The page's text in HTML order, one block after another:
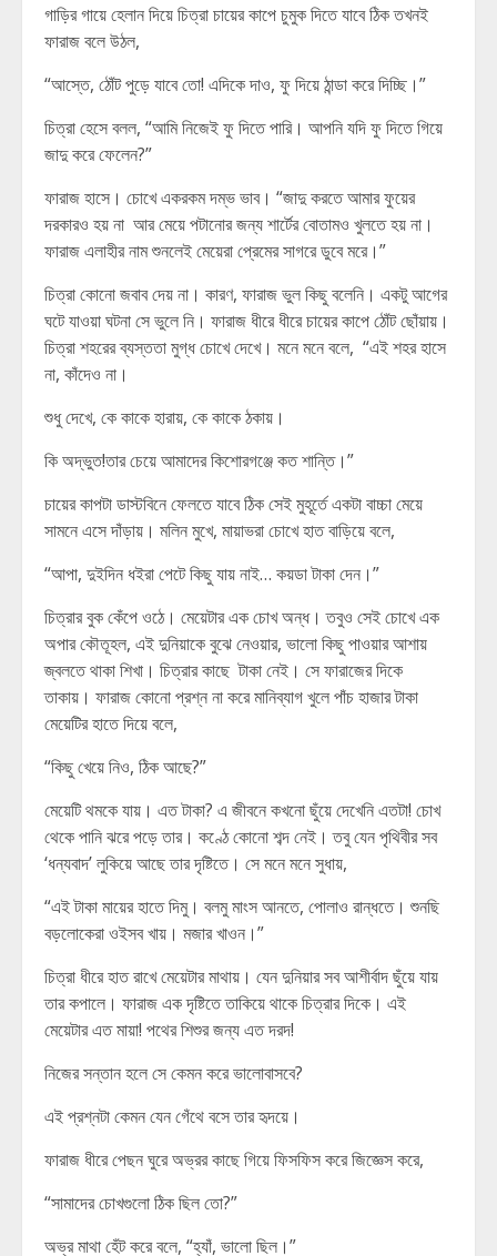
গাড়ির গায়ে হেলান দিয়ে চিত্রা চায়ের কাপে চুমুক দিতে যাবে ঠিক তখনই
ফারাজ বলে উঠল,
“আস্তে, ঠোঁট পুড়ে যাবে তো! এদিকে দাও, ফু দিয়ে ঠান্ডা করে দিচ্ছি।”
চিত্রা হেসে বলল, “আমি নিজেই ফু দিতে পারি। আপনি যদি ফু দিতে গিয়ে
জাদু করে ফেলেন?”
ফারাজ হাসে। চোখে একরকম দম্ভ ভাব। “জাদু করতে আমার ফুয়ের
দরকারও হয় না আর মেয়ে পটানোর জন্য শার্টের বোতামও খুলতে হয় না।
ফারাজ এলাহীর নাম শুনলেই মেয়েরা প্রেমের সাগরে ডুবে মরে।”
চিত্রা কোনো জবাব দেয় না। কারণ, ফারাজ ভুল কিছু বলেনি। একটু আগের
ঘটে যাওয়া ঘটনা সে ভুলে নি। ফারাজ ধীরে ধীরে চায়ের কাপে ঠোঁট ছোঁয়ায়।
চিত্রা শহরের ব্যস্ততা মুগ্ধ চোখে দেখে। মনে মনে বলে, “এই শহর হাসে
না, কাঁদেও না।
শুধু দেখে, কে কাকে হারায়, কে কাকে ঠকায়।
কি অদ্ভুত!তার চেয়ে আমাদের কিশোরগঞ্জে কত শান্তি।”
চায়ের কাপটা ডাস্টবিনে ফেলতে যাবে ঠিক সেই মুহূর্তে একটা বাচ্চা মেয়ে
সামনে এসে দাঁড়ায়। মলিন মুখে, মায়াভরা চোখে হাত বাড়িয়ে বলে,
“আপা, দুইদিন ধইরা পেটে কিছু যায় নাই… কয়ডা টাকা দেন।”
চিত্রার বুক কেঁপে ওঠে। মেয়েটার এক চোখ অন্ধ। তবুও সেই চোখে এক
অপার কৌতূহল, এই দুনিয়াকে বুঝে নেওয়ার, ভালো কিছু পাওয়ার আশায়
জ্বলতে থাকা শিখা। চিত্রার কাছে টাকা নেই। সে ফারাজের দিকে
তাকায়। ফারাজ কোনো প্রশ্ন না করে মানিব্যাগ খুলে পাঁচ হাজার টাকা
মেয়েটির হাতে দিয়ে বলে,
“কিছু খেয়ে নিও, ঠিক আছে?”
মেয়েটি থমকে যায়। এত টাকা? এ জীবনে কখনো ছুঁয়ে দেখেনি এতটা! চোখ
থেকে পানি ঝরে পড়ে তার। কণ্ঠে কোনো শব্দ নেই। তবু যেন পৃথিবীর সব
‘ধন্যবাদ’ লুকিয়ে আছে তার দৃষ্টিতে। সে মনে মনে সুধায়,
“এই টাকা মায়ের হাতে দিমু। বলমু মাংস আনতে, পোলাও রান্ধতে। শুনছি
বড়লোকেরা ওইসব খায়। মজার খাওন।”
চিত্রা ধীরে হাত রাখে মেয়েটার মাথায়। যেন দুনিয়ার সব আশীর্বাদ ছুঁয়ে যায়
তার কপালে। ফারাজ এক দৃষ্টিতে তাকিয়ে থাকে চিত্রার দিকে। এই
মেয়েটার এত মায়া! পথের শিশুর জন্য এত দরদ!
নিজের সন্তান হলে সে কেমন করে ভালোবাসবে?
এই প্রশ্নটা কেমন যেন গেঁথে বসে তার হৃদয়ে।
ফারাজ ধীরে পেছন ঘুরে অভ্রর কাছে গিয়ে ফিসফিস করে জিজ্ঞেস করে,
“সামাদের চোখগুলো ঠিক ছিল তো?”
অভ্র মাথা হেঁট করে বলে, “হ্যাঁ, ভালো ছিল।”